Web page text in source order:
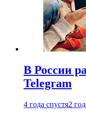
В России
Telegram
4 года спустя2